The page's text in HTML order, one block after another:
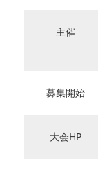
主催
募集開始
大会HP